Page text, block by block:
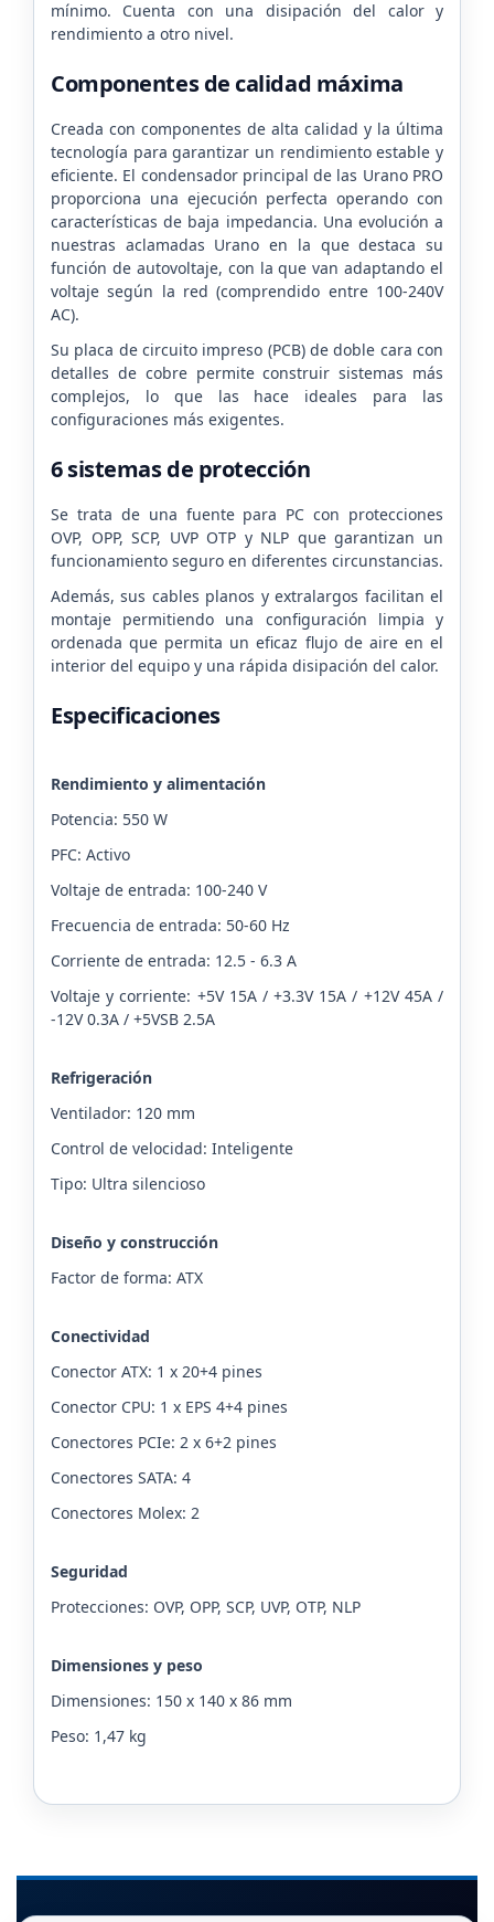
mínimo. Cuenta con una disipación del calor y
rendimiento a otro nivel.
Componentes de calidad máxima
Creada con componentes de alta calidad y la última
tecnología para garantizar un rendimiento estable y
eficiente. El condensador principal de las Urano PRO
proporciona una ejecución perfecta operando con
características de baja impedancia. Una evolución a
nuestras aclamadas Urano en la que destaca su
función de autovoltaje, con la que van adaptando el
voltaje según la red (comprendido entre 100-240V
AC).
Su placa de circuito impreso (PCB) de doble cara con
detalles de cobre permite construir sistemas más
complejos, lo que las hace ideales para las
configuraciones más exigentes.
6 sistemas de protección
Se trata de una fuente para PC con protecciones
OVP, OPP, SCP, UVP OTP y NLP que garantizan un
funcionamiento seguro en diferentes circunstancias.
Además, sus cables planos y extralargos facilitan el
montaje permitiendo una configuración limpia y
ordenada que permita un eficaz flujo de aire en el
interior del equipo y una rápida disipación del calor.
Especificaciones
Rendimiento y alimentación
Potencia: 550 W
PFC: Activo
Voltaje de entrada: 100-240 V
Frecuencia de entrada: 50-60 Hz
Corriente de entrada: 12.5 - 6.3 A
Voltaje y corriente: +5V 15A / +3.3V 15A / +12V 45A /
-12V 0.3A / +5VSB 2.5A
Refrigeración
Ventilador: 120 mm
Control de velocidad: Inteligente
Tipo: Ultra silencioso
Diseño y construcción
Factor de forma: ATX
Conectividad
Conector ATX: 1 x 20+4 pines
Conector CPU: 1 x EPS 4+4 pines
Conectores PCIe: 2 x 6+2 pines
Conectores SATA: 4
Conectores Molex: 2
Seguridad
Protecciones: OVP, OPP, SCP, UVP, OTP, NLP
Dimensiones y peso
Dimensiones: 150 x 140 x 86 mm
Peso: 1,47 kg